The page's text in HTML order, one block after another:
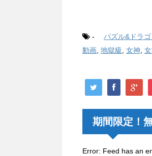
- パズル&ドラ
動画 地獄級 女神
期間限定！
Error: Feed has an